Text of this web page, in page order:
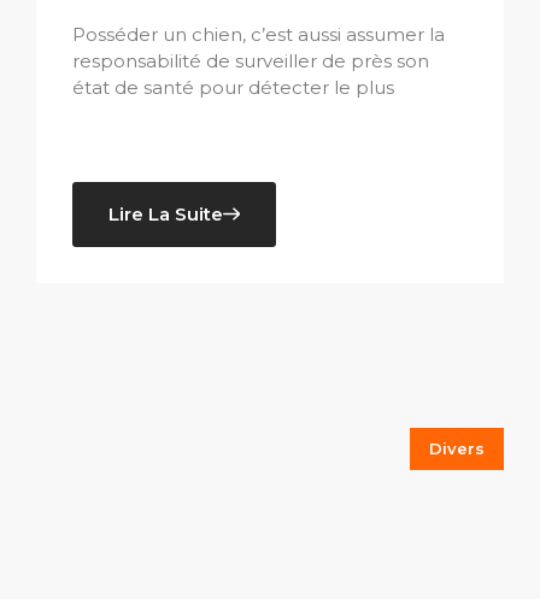
Posséder un chien, c’est aussi assumer la
responsabilité de surveiller de près son
état de santé pour détecter le plus
Lire La Suite
Divers